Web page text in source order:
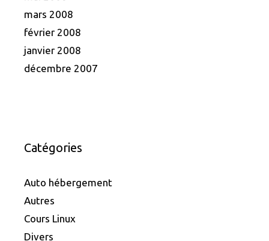
mars 2008
février 2008
janvier 2008
décembre 2007
Catégories
Auto hébergement
Autres
Cours Linux
Divers